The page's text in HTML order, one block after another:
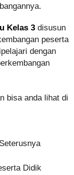
Kelas 3 disusun
peserta
dengan
bisa anda lihat di
Didik